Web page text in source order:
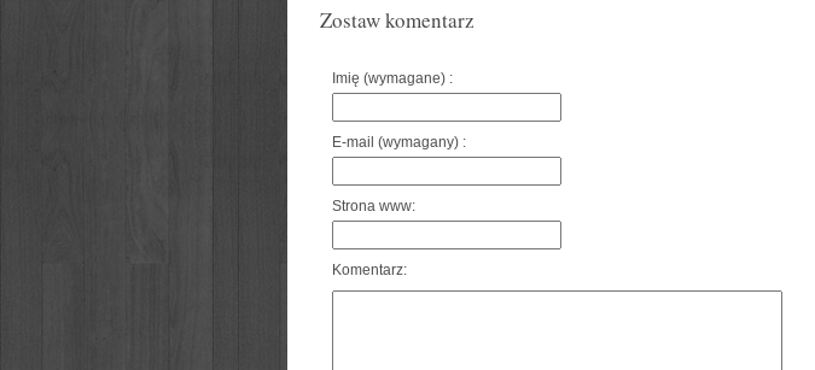
Zostaw komentarz
Imię (wymagane) :
E-mail (wymagany) :
Strona www:
Komentarz: